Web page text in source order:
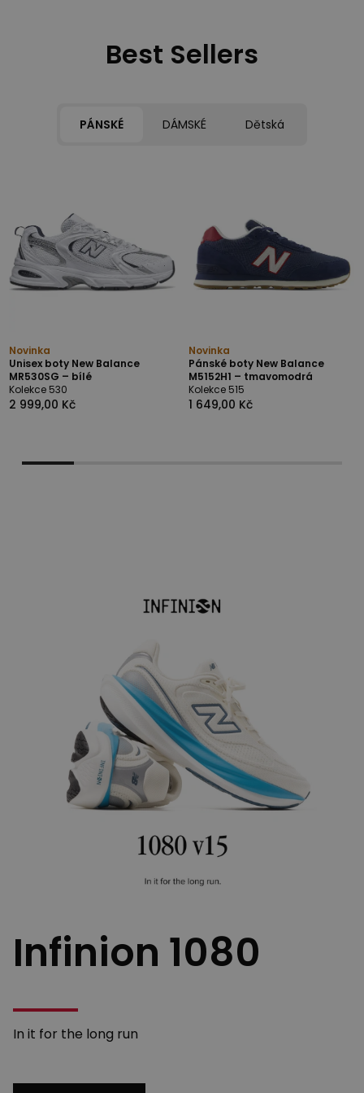
Best Sellers
PÁNSKÉ DÁMSKÉ Dětská
Novinka
Unisex boty New Balance
MR530SG – bílé
Kolekce 530
2 999,00 Kč
Novinka
Pánské boty New Balance
M5152H1 – tmavomodrá
Kolekce 515
1 649,00 Kč
Infinion 1080
In it for the long run